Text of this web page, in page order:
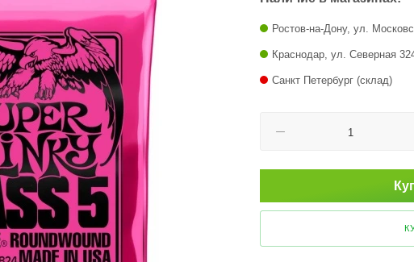
Краснодар, ул. Северная
Ростов-на-Дону, ул.
Санкт Петербург (склад)